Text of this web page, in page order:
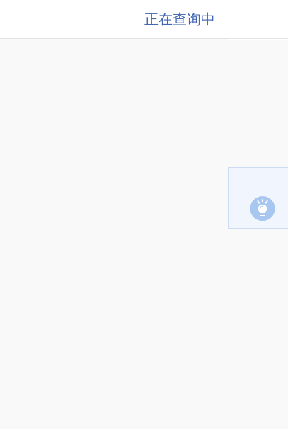
正在查询中